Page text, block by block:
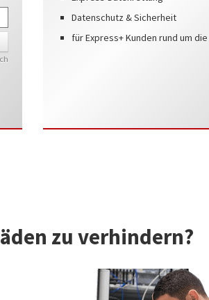
Datenschutz & Sicherheit
für Express+ Kunden rund um
zu verhindern?